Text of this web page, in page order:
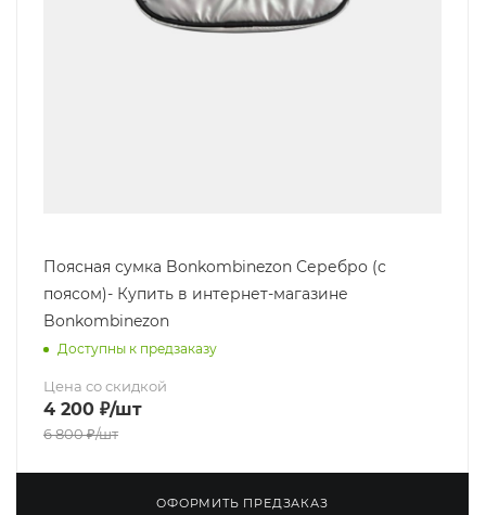
Поясная сумка Bonkombinezon Серебро (с
поясом)- Купить в интернет-магазине
Bonkombinezon
Доступны к предзаказу
Цена со скидкой
4 200 ₽/шт
6 800₽/шт
ОФОРМИТЬ ПРЕДЗАКАЗ